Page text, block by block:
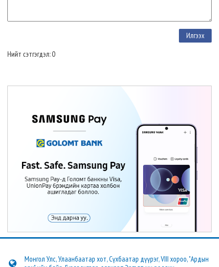
Нийт сэтгэгдэл: 0
Монгол Улс, Улаанбаатар хот, Сүхбаатар дүүрэг, VIII хороо, "Ардын